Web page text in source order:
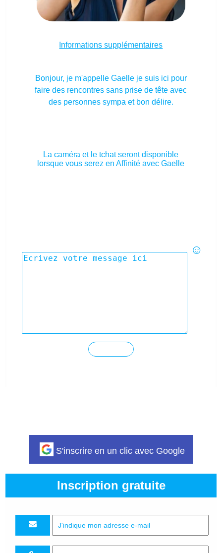
Informations supplémentaires
Bonjour, je m'appelle Gaelle je suis ici pour
faire des rencontres sans prise de tête avec
des personnes sympa et bon délire.
La caméra et le tchat seront disponible
lorsque vous serez en Affinité avec Gaelle
☺
S'inscrire en un clic avec Google
Inscription gratuite